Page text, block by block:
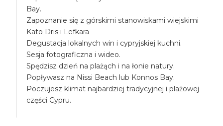
Bay.
Zapoznanie się z górskimi stanowiskami wiejskimi
Kato Dris i Lefkara
Degustacja lokalnych win i cypryjskiej kuchni.
Sesja fotograficzna i wideo.
Spędzisz dzień na plażąch i na łonie natury.
Popływasz na Nissi Beach lub Konnos Bay.
Poczujesz klimat najbardziej tradycyjnej i plażowej
części Cypru.